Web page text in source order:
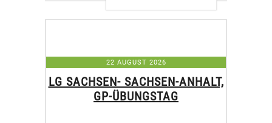
22 AUGUST 2026
LG SACHSEN- SACHSEN-ANHALT,
GP-ÜBUNGSTAG